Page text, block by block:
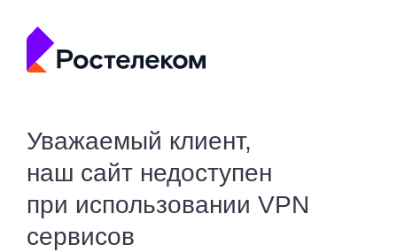
Уважаемый клиент,
наш сайт недоступен
при использовании VPN
сервисов